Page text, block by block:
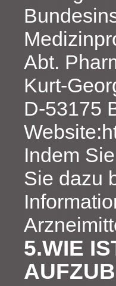
Abt.
Kurt-
D-53175
Indem
Sie dazu
5.WIE